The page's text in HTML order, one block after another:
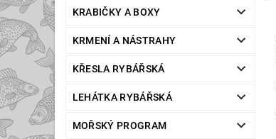
KRABIČKY A BOXY
KRMENÍ A NÁSTRAHY
KŘESLA RYBÁŘSKÁ
LEHÁTKA RYBÁŘSKÁ
MOŘSKÝ PROGRAM